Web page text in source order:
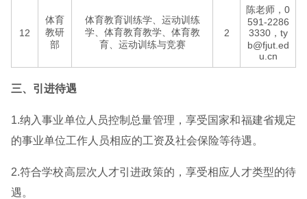
12
体育
教研
部
体育教育训练学、运动训练
学、体育教育教学、体育教
育、运动训练与竞赛
2
陈老师，0
591-2286
3330，ty
b@fjut.ed
u.cn
三、引进待遇
1.纳入事业单位人员控制总量管理，享受国家和福建省规定
的事业单位工作人员相应的工资及社会保险等待遇。
2.符合学校高层次人才引进政策的，享受相应人才类型的待
遇。